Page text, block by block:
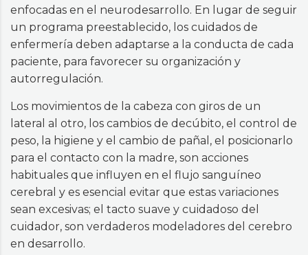
enfocadas en el neurodesarrollo. En lugar de seguir
un programa preestablecido, los cuidados de
enfermería deben adaptarse a la conducta de cada
paciente, para favorecer su organización y
autorregulación.
Los movimientos de la cabeza con giros de un
lateral al otro, los cambios de decúbito, el control de
peso, la higiene y el cambio de pañal, el posicionarlo
para el contacto con la madre, son acciones
habituales que influyen en el flujo sanguíneo
cerebral y es esencial evitar que estas variaciones
sean excesivas; el tacto suave y cuidadoso del
cuidador, son verdaderos modeladores del cerebro
en desarrollo.